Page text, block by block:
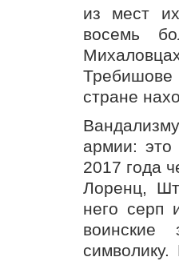
из мест
восемь
Требишове
стране
армии: это
2017 года
Лоренц,
него серп
воинские